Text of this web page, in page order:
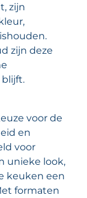
zijn
zijn deze
voor de
en
voor
unieke look,
keuken een
formaten